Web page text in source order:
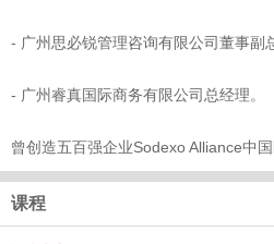
- 广州思必锐管理咨询有限公司董事副
- 广州睿真国际商务有限公司总经理。
曾创造五百强企业Sodexo Alliance中国
课程